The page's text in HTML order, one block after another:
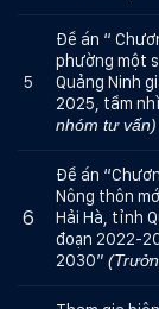
5
Đề án “
phường một
Quảng Ninh
2025, tầm
nhóm tư vấn)
6
Đề án
Nông thôn
Hải Hà, tỉnh
đoạn 2022-
2030”